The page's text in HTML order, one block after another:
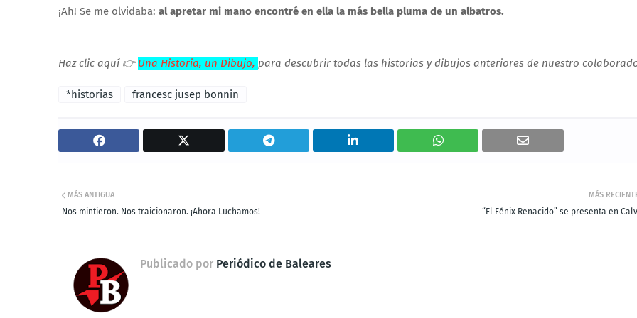
¡Ah! Se me olvidaba: al apretar mi mano encontré en ella la más bella pluma de un albatros.
Haz clic aquí 👉Una Historia, un Dibujo, para descubrir todas las historias y dibujos anteriores de nuestro
*historias francesc jusep bonnin
MÁS
“El Fénix Renacido” se presenta en
MÁS ANTIGUA
Nos mintieron. Nos traicionaron. ¡Ahora Luchamos!
Publicado por Periódico de Baleares